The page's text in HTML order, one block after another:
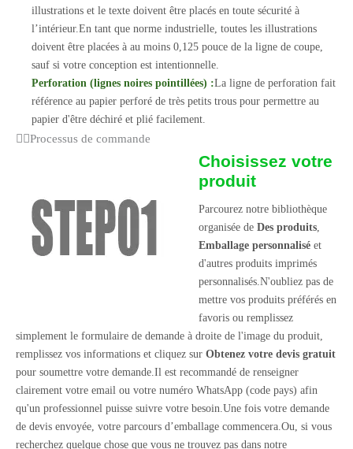
illustrations et le texte doivent être placés en toute sécurité à
l’intérieur.En tant que norme industrielle, toutes les illustrations
doivent être placées à au moins 0,125 pouce de la ligne de coupe,
sauf si votre conception est intentionnelle.
Perforation (lignes noires pointillées) :La ligne de perforation fait
référence au papier perforé de très petits trous pour permettre au
papier d'être déchiré et plié facilement.
Processus de commande
Choisissez votre
produit
Parcourez notre bibliothèque
organisée de Des produits,
Emballage personnaliséet
d'autres produits imprimés
personnalisés.N'oubliez pas de
mettre vos produits préférés en
favoris ou remplissez
simplement le formulaire de demande à droite de l'image du produit,
remplissez vos informations et cliquez sur Obtenez votre devis gratuit
pour soumettre votre demande.Il est recommandé de renseigner
clairement votre email ou votre numéro WhatsApp (code pays) afin
qu'un professionnel puisse suivre votre besoin.Une fois votre demande
de devis envoyée, votre parcours d’emballage commencera.Ou, si vous
recherchez quelque chose que vous ne trouvez pas dans notre